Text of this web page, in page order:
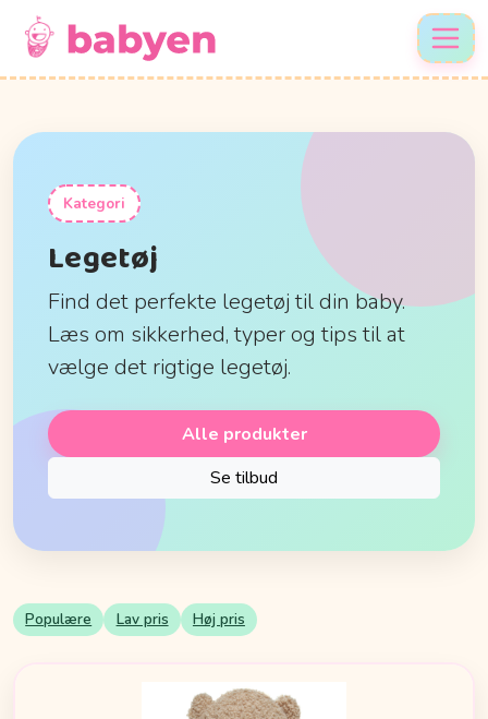
Kategori
Legetøj
Find det perfekte legetøj til din baby.
Læs om sikkerhed, typer og tips til at
vælge det rigtige legetøj.
Alle produkter
Se tilbud
Populære Lav pris Høj pris